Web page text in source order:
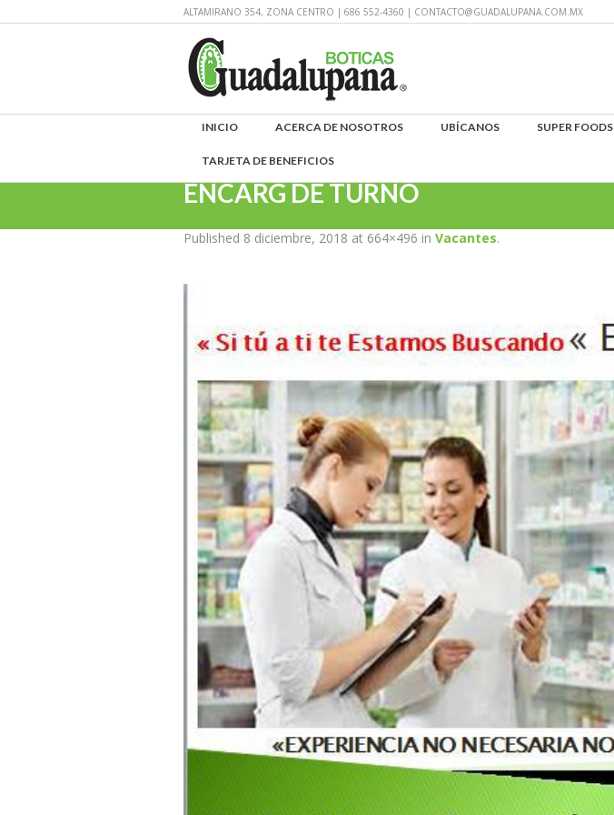
ALTAMIRANO 354, ZONA CENTRO | 686 552-4360 | CONTACTO@GUADALUPANA.COM.MX
INICIO ACERCA DE NOSOTROS UBÍCANOS SUPER FOODS
TARJETA DE BENEFICIOS
ENCARG DE TURNO
Published 8 diciembre, 2018 at 664×496 in Vacantes.